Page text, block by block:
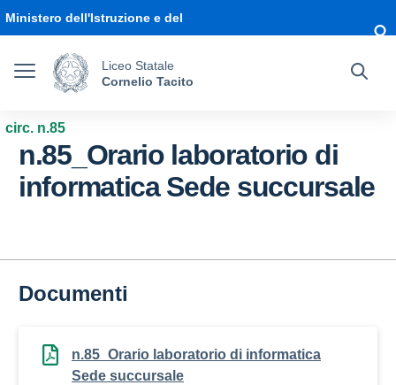
Ministero dell'Istruzione e del
Liceo Statale
Cornelio Tacito
circ. n.85
n.85_Orario laboratorio di
informatica Sede succursale
Documenti
n.85_Orario laboratorio di informatica
Sede succursale